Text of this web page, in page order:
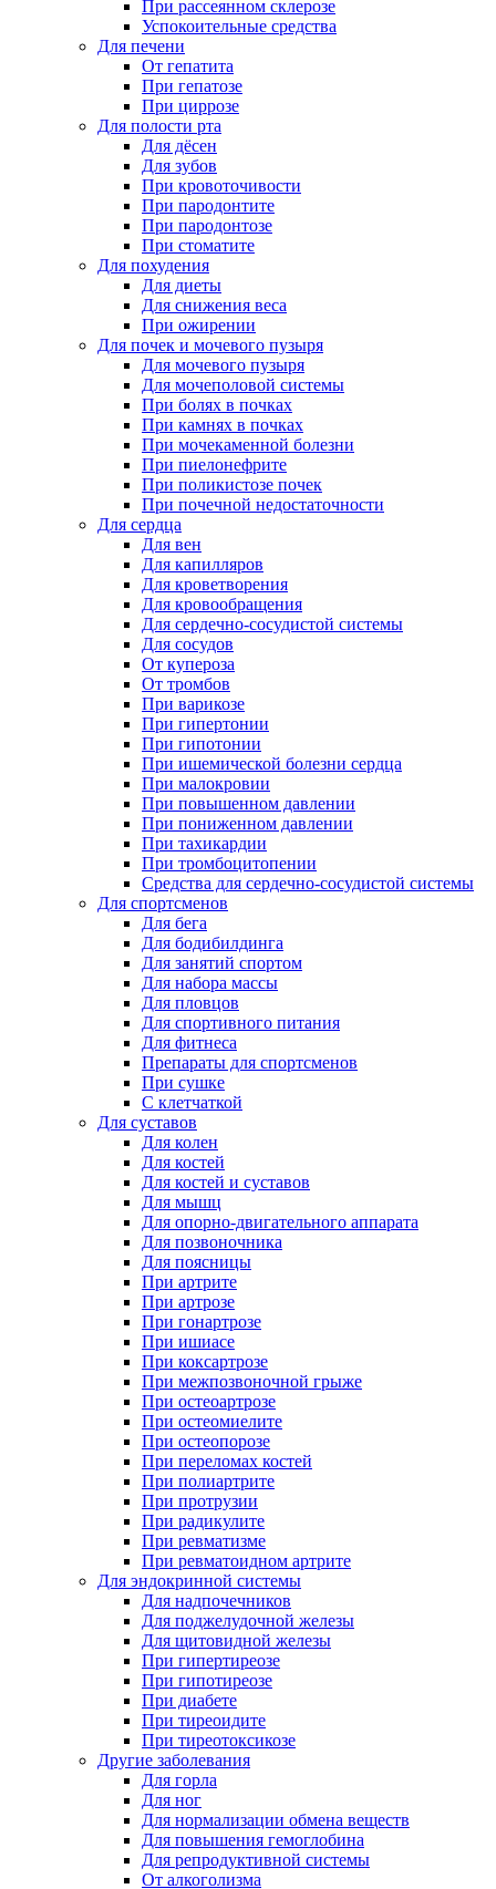
При рассеянном склерозе
Успокоительные средства
Для печени
От гепатита
При гепатозе
При циррозе
Для полости рта
Для дёсен
Для зубов
При кровоточивости
При пародонтите
При пародонтозе
При стоматите
Для похудения
Для диеты
Для снижения веса
При ожирении
Для почек и мочевого пузыря
Для мочевого пузыря
Для мочеполовой системы
При болях в почках
При камнях в почках
При мочекаменной болезни
При пиелонефрите
При поликистозе почек
При почечной недостаточности
Для сердца
Для вен
Для капилляров
Для кроветворения
Для кровообращения
Для сердечно-сосудистой системы
Для сосудов
От купероза
От тромбов
При варикозе
При гипертонии
При гипотонии
При ишемической болезни сердца
При малокровии
При повышенном давлении
При пониженном давлении
При тахикардии
При тромбоцитопении
Средства для сердечно-сосудистой системы
Для спортсменов
Для бега
Для бодибилдинга
Для занятий спортом
Для набора массы
Для пловцов
Для спортивного питания
Для фитнеса
Препараты для спортсменов
При сушке
С клетчаткой
Для суставов
Для колен
Для костей
Для костей и суставов
Для мышц
Для опорно-двигательного аппарата
Для позвоночника
Для поясницы
При артрите
При артрозе
При гонартрозе
При ишиасе
При коксартрозе
При межпозвоночной грыже
При остеоартрозе
При остеомиелите
При остеопорозе
При переломах костей
При полиартрите
При протрузии
При радикулите
При ревматизме
При ревматоидном артрите
Для эндокринной системы
Для надпочечников
Для поджелудочной железы
Для щитовидной железы
При гипертиреозе
При гипотиреозе
При диабете
При тиреоидите
При тиреотоксикозе
Другие заболевания
Для горла
Для ног
Для нормализации обмена веществ
Для повышения гемоглобина
Для репродуктивной системы
От алкоголизма